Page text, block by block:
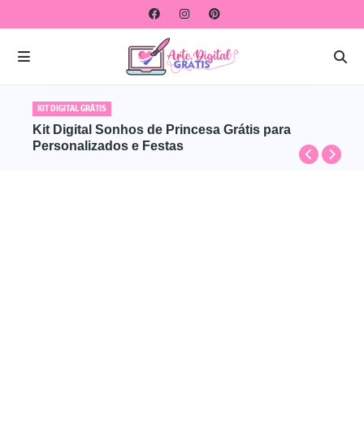
KIT DIGITAL GRÁTIS
Kit Digital Sonhos de Princesa Grátis para
Personalizados e Festas